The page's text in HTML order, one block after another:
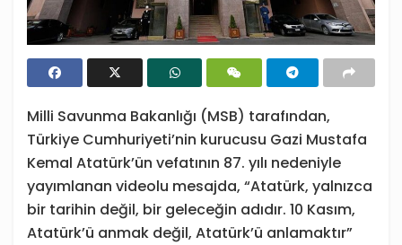
Milli Savunma Bakanlığı (MSB) tarafından,
Türkiye Cumhuriyeti’nin kurucusu Gazi Mustafa
Kemal Atatürk’ün vefatının 87. yılı nedeniyle
yayımlanan videolu mesajda, “Atatürk, yalnızca
bir tarihin değil, bir geleceğin adıdır. 10 Kasım,
Atatürk’ü anmak değil, Atatürk’ü anlamaktır”